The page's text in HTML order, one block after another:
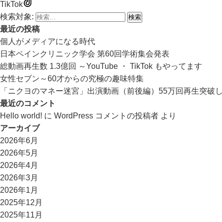
TikTok
検索対象:
最近の投稿
個人がメディアになる時代
日本ペインクリニック学会 第60回学術集会発表
総動画再生数 1.3億回 ～YouTube ・ TikTok もやってます
女性セブン～60才からの究極の趣味特集
「ニクヨのマネー迷宮」出演動画（前後編）55万回再生突破
最近のコメント
Hello world! に WordPress コメントの投稿者 より
アーカイブ
2026年6月
2026年5月
2026年4月
2026年3月
2026年1月
2025年12月
2025年11月